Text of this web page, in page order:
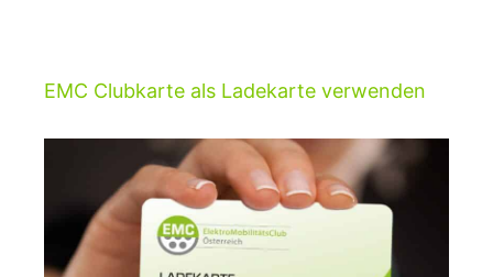
EMC Clubkarte als Ladekarte verwenden